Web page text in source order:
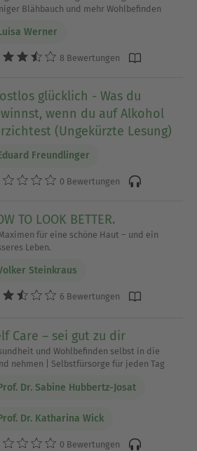
Blähbauch und mehr Wohlbefinden
Werner
8 Bewertungen
glücklich - Was du
wenn du auf Alkohol
(Ungekürzte Lesung)
Freundlinger
0 Bewertungen
TO LOOK BETTER.
für eine schöne Haut – und ein
Leben.
Steinkraus
6 Bewertungen
Care – sei gut zu dir
und Wohlbefinden selbst in die
nehmen | Selbstfürsorge für jeden Tag
Dr. Sabine Hubbertz-Josat
Dr. Katharina Wick
0 Bewertungen